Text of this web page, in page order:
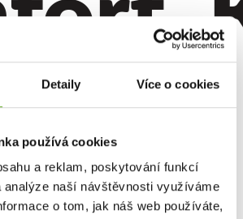
Detaily Více o cookies
používá cookies
a reklam, poskytování funkcí
analýze naší návštěvnosti využíváme
o tom, jak náš web používáte,